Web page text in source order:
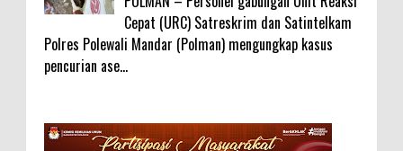
Cepat (URC) Satreskrim dan Satintelkam
Polres Polewali Mandar (Polman) mengungkap kasus
pencurian ase...